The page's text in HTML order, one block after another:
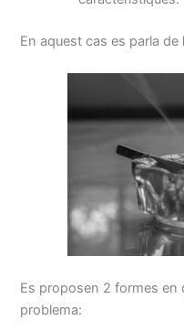
En aquest cas es parla de
Es proposen 2 formes en
problema: